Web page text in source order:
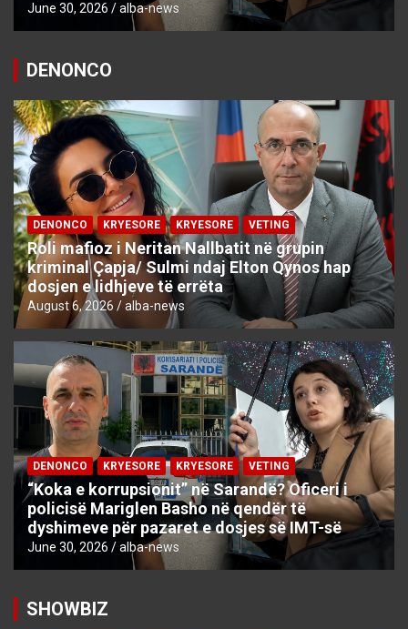
June 30, 2026 alba-news
DENONCO
DENONCO KRYESORE KRYESORE VETING
Roli mafioz i Neritan Nallbatit në grupin
kriminal Çapja/ Sulmi ndaj Elton Qynos hap
dosjen e lidhjeve të errëta
August 6, 2026 alba-news
DENONCO KRYESORE KRYESORE VETING
“Koka e korrupsionit” në Sarandë? Oficeri i
policisë Mariglen Basho në qendër të
dyshimeve për pazaret e dosjes së IMT-së
June 30, 2026 alba-news
SHOWBIZ